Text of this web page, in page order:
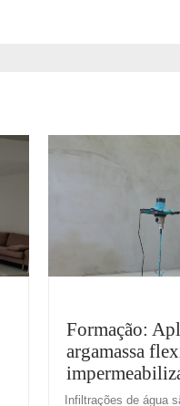
Formação:
argamassa
Infiltrações de água